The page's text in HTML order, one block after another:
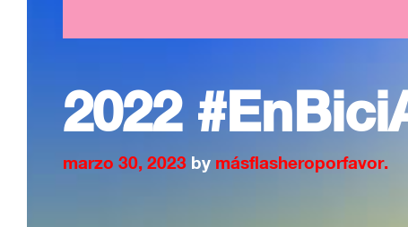
2022
marzo 30, 2023 by másflasheroporfavor.